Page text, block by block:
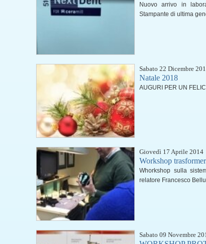
Nuovo arrivo in
Stampante di ultima
Sabato 22 Dicembre
Natale 2018
AUGURI PER UN
Giovedì 17 Aprile 2014
Workshop trasformer
Whorkshop sulla
relatore Francesco
Sabato 09 Novembre